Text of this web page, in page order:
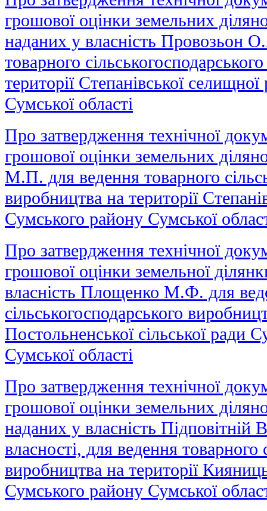
грошової оцінки земельних
наданих у власність Провозьон
товарного
території Степанівської
Сумської області
Про затвердження технічної
грошової оцінки земельних
М.П. для ведення товарного
виробництва на території
Сумського району Сумської
Про затвердження технічної
грошової оцінки земельної
власність Площенко М.Ф. для
сільськогосподарського
Постольненської сільської ради
Сумської області
Про затвердження технічної
грошової оцінки земельних
наданих у власність
власності, для ведення товарного
виробництва на території
Сумського району Сумської